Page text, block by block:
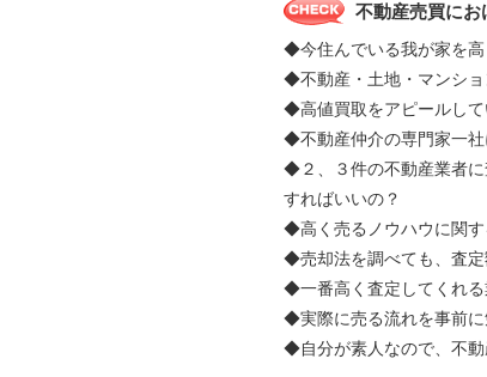
不動産売買にお
◆今住んでいる我が家を高
◆不動産・土地・マンショ
◆高値買取をアピールして
◆不動産仲介の専門家一
◆２、３件の不動産業者に
すればいいの？
◆高く売るノウハウに関す
◆売却法を調べても、査定
◆一番高く査定してくれる
◆実際に売る流れを事前に
◆自分が素人なので、不動